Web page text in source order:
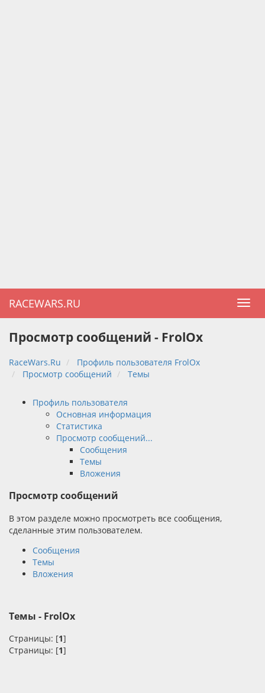
RACEWARS.RU
Просмотр сообщений - FrolOx
RaceWars.Ru
Профиль пользователя FrolOx
Просмотр сообщений
Темы
Профиль пользователя
Основная информация
Статистика
Просмотр сообщений...
Сообщения
Темы
Вложения
Просмотр сообщений
В этом разделе можно просмотреть все сообщения,
сделанные этим пользователем.
Сообщения
Темы
Вложения
Темы - FrolOx
Страницы: [1]
Страницы: [1]